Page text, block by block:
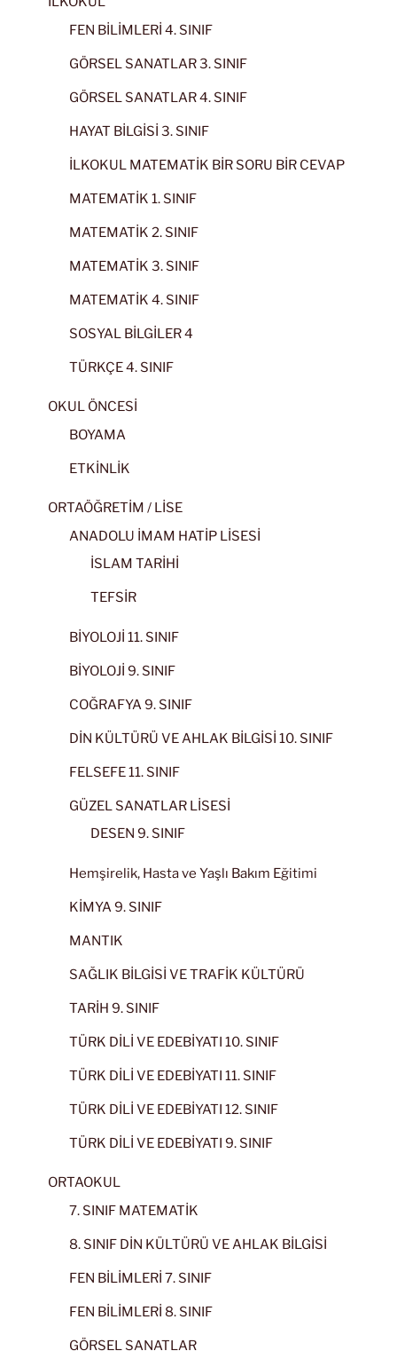
FEN BİLİMLERİ 4. SINIF
GÖRSEL SANATLAR 3. SINIF
GÖRSEL SANATLAR 4. SINIF
HAYAT BİLGİSİ 3. SINIF
İLKOKUL MATEMATİK BİR SORU BİR CEVAP
MATEMATİK 1. SINIF
MATEMATİK 2. SINIF
MATEMATİK 3. SINIF
MATEMATİK 4. SINIF
SOSYAL BİLGİLER 4
TÜRKÇE 4. SINIF
OKUL ÖNCESİ
BOYAMA
ETKİNLİK
ORTAÖĞRETİM / LİSE
ANADOLU İMAM HATİP LİSESİ
İSLAM TARİHİ
TEFSİR
BİYOLOJİ 11. SINIF
BİYOLOJİ 9. SINIF
COĞRAFYA 9. SINIF
DİN KÜLTÜRÜ VE AHLAK BİLGİSİ 10. SINIF
FELSEFE 11. SINIF
GÜZEL SANATLAR LİSESİ
DESEN 9. SINIF
Hemşirelik, Hasta ve Yaşlı Bakım Eğitimi
KİMYA 9. SINIF
MANTIK
SAĞLIK BİLGİSİ VE TRAFİK KÜLTÜRÜ
TARİH 9. SINIF
TÜRK DİLİ VE EDEBİYATI 10. SINIF
TÜRK DİLİ VE EDEBİYATI 11. SINIF
TÜRK DİLİ VE EDEBİYATI 12. SINIF
TÜRK DİLİ VE EDEBİYATI 9. SINIF
ORTAOKUL
7. SINIF MATEMATİK
8. SINIF DİN KÜLTÜRÜ VE AHLAK BİLGİSİ
FEN BİLİMLERİ 7. SINIF
FEN BİLİMLERİ 8. SINIF
GÖRSEL SANATLAR